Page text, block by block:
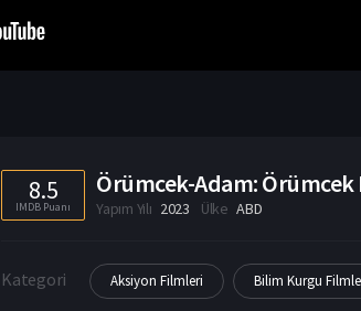
8.5
IMDB Puanı
Örümcek-Adam: Örümcek
Yapım Yılı 2023 Ülke ABD
Kategori Aksiyon Filmleri Bilim Kurgu